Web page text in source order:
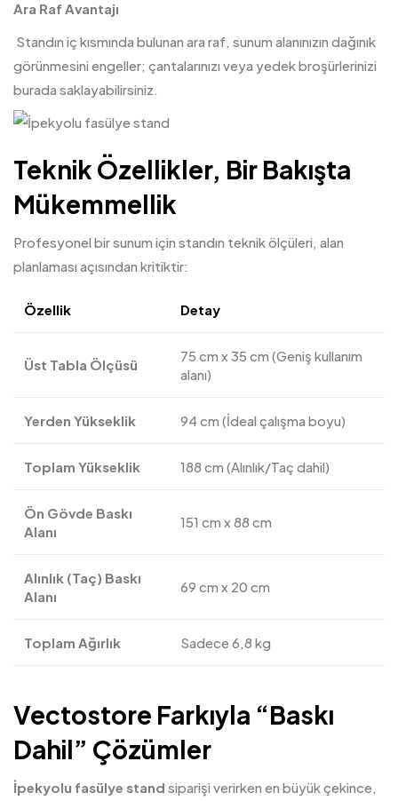
Ara Raf Avantajı
Standın iç kısmında bulunan ara raf, sunum alanınızın dağınık
görünmesini engeller; çantalarınızı veya yedek broşürlerinizi
burada saklayabilirsiniz.
Teknik Özellikler, Bir Bakışta
Mükemmellik
Profesyonel bir sunum için standın teknik ölçüleri, alan
planlaması açısından kritiktir:
Özellik Detay
Üst Tabla Ölçüsü
75 cm x 35 cm (Geniş kullanım
alanı)
Yerden Yükseklik 94 cm (İdeal çalışma boyu)
Toplam Yükseklik 188 cm (Alınlık/Taç dahil)
Ön Gövde Baskı
Alanı
151 cm x 88 cm
Alınlık (Taç) Baskı
Alanı
69 cm x 20 cm
Toplam Ağırlık Sadece 6,8 kg
Vectostore Farkıyla “Baskı
Dahil” Çözümler
İpekyolu fasülye stand siparişi verirken en büyük çekince,